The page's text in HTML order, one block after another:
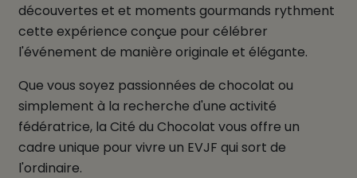
découvertes et et moments gourmands rythment
cette expérience conçue pour célébrer
l'événement de manière originale et élégante.
Que vous soyez passionnées de chocolat ou
simplement à la recherche d'une activité
fédératrice, la Cité du Chocolat vous offre un
cadre unique pour vivre un EVJF qui sort de
l'ordinaire.